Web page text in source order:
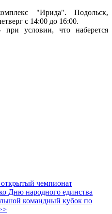
"Ирида". Подольск,
с 14:00 до 16:00.
условии, что наберется
чемпионат
Дню народного единства
командный кубок по